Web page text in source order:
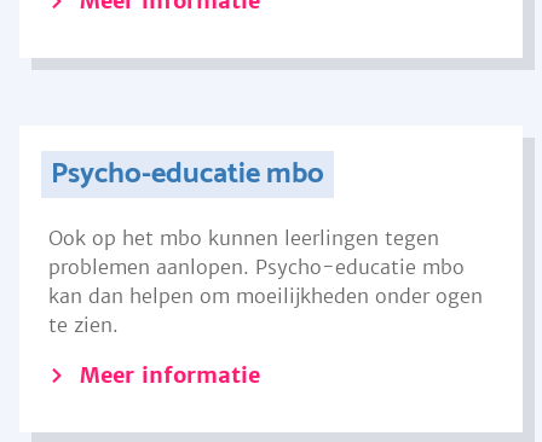
Psycho-educatie mbo
Ook op het mbo kunnen leerlingen tegen
problemen aanlopen. Psycho-educatie mbo
kan dan helpen om moeilijkheden onder ogen
te zien.
Meer informatie